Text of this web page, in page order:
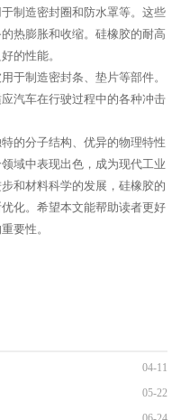
制造密封圈和防水罩等。这些
热膨胀和收缩。硅橡胶的耐高
的性能。
于制造密封条、垫片等部件。
汽车在行驶过程中的各种冲击
的分子结构、优异的物理特性
域中表现出色，成为现代工业
和材料科学的发展，硅橡胶的
化。希望本文能帮助读者更好
要性。
04-11
05-22